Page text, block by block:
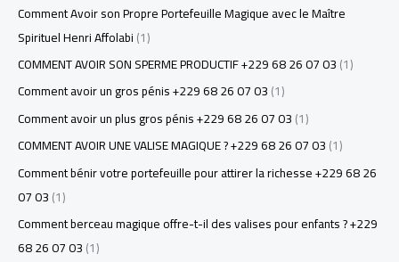
Comment Avoir son Propre Portefeuille Magique avec le Maître
Spirituel Henri Affolabi(1)
COMMENT AVOIR SON SPERME PRODUCTIF +229 68 26 07 03(1)
Comment avoir un gros pénis +229 68 26 07 03(1)
Comment avoir un plus gros pénis +229 68 26 07 03(1)
COMMENT AVOIR UNE VALISE MAGIQUE ? +229 68 26 07 03(1)
Comment bénir votre portefeuille pour attirer la richesse +229 68 26
07 03(1)
Comment berceau magique offre-t-il des valises pour enfants ? +229
68 26 07 03(1)